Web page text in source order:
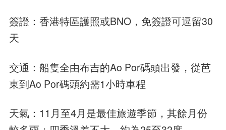
簽證：香港特區護照或BNO，免簽證可逗留30
天
交通：船隻全由布吉的Ao Por碼頭出發，從芭
東到Ao Por碼頭約需1小時車程
天氣：11月至4月是最佳旅遊季節，其餘月份